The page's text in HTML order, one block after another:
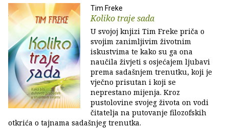
Tim Freke
Koliko traje sada
U svojoj knjizi Tim Freke priča o
svojim zanimljivim životnim
iskustvima te kako su ga ona
naučila živjeti s osjećajem ljubavi
prema sadašnjem trenutku, koji je
vječno prisutan i koji se
neprestano mijenja. Kroz
pustolovine svojeg života on vodi
čitatelja na putovanje filozofskih
otkrića o tajnama sadašnjeg trenutka.